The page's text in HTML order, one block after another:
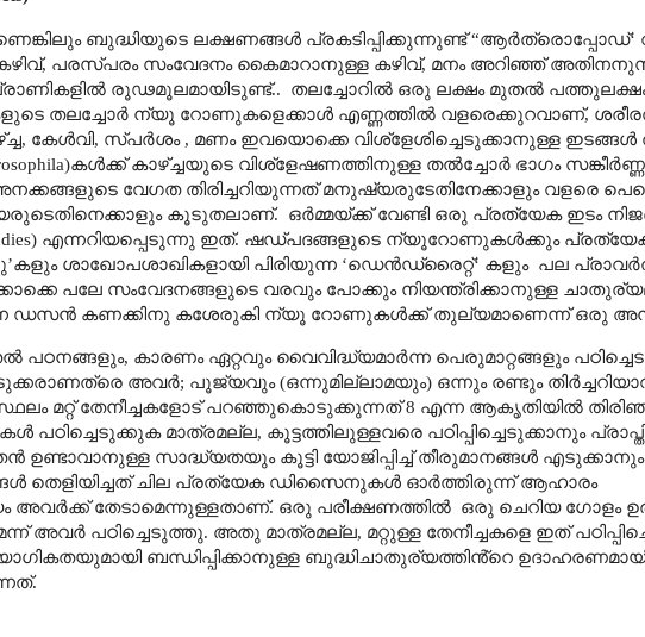
ബുദ്ധിയുടെ ലക്ഷണങ്ങൾ പ്രകടിപ്പിക്കുന്നുണ്ട്“ആർത്രൊപ്പോഡ്‘
, പരസ്പരം സംവേദനം കൈമാറാനുള്ള കഴിവ്, മനം അറിഞ്ഞ്
രൂഢമൂലമായിടുണ്ട്.. തലച്ചോറിൽ ഒരു ലക്ഷം മുതൽ
തലച്ചോർ ന്യൂ റോണുകളെക്കാൾ എണ്ണത്തിൽ വളരെക്കുറവാണ്,
, കേൾവി, സ്പർശം , മണം ഇവയൊക്കെ വിശ്ളേശിച്ചെടുക്കാനുള്ള ഇടങ്ങൾ
)കൾക്ക് കാഴ്ച്ചയുടെ വിശ്ളേഷണത്തിനുള്ള തൽച്ചോർ ഭാഗം
വേഗത തിരിച്ചറിയുന്നത് മനുഷ്യരുടേതിനേക്കാളും വളരെ
കൂടുതലാണ്. ഒർമ്മയ്ക്ക് വേണ്ടി ഒരു പ്രത്യേക ഇടം
) എന്നറിയപ്പെടുന്നു ഇത്. ഷഡ്പദങ്ങളുടെ ന്യൂറോണുകൾക്കും
’കളും ശാഖോപശാഖികളായി പിരിയുന്ന ‘ഡെൻഡ്രൈറ്റ്‘ കളും പല
പലേ സംവേദനങ്ങളുടെ വരവും പോക്കും നിയന്ത്രിക്കാനുള്ള
കണക്കിനു കശേരുകി ന്യൂ റോണുകൾക്ക് തുല്യമാണെന്ന് ഒരു
പഠനങ്ങളും, കാരണം ഏറ്റവും വൈവിദ്ധ്യമാർന്ന പെരുമാറ്റങ്ങളും
അവർ; പൂജ്യവും (ഒന്നുമില്ലാമയും) ഒന്നും രണ്ടും
മറ്റ് തേനീച്ചകളോട് പറഞ്ഞുകൊടുക്കുന്നത് 8 എന്ന ആകൃതിയിൽ
പഠിച്ചെടുക്കുക മാത്രമല്ല, കൂട്ടത്തിലുള്ളവരെ പഠിപ്പിച്ചെടുക്കാനും
ഉണ്ടാവാനുള്ള സാദ്ധ്യതയും കൂട്ടി യോജിപ്പിച്ച് തീരുമാനങ്ങൾ എടുക്കാനും
തെളിയിച്ചത് ചില പ്രത്യേക ഡിസൈനുകൾ ഓർത്തിരുന്ന് ആഹാരം
അവർക്ക് തേടാമെന്നുള്ളതാണ്. ഒരു പരീക്ഷണത്തിൽ ഒരു ചെറിയ ഗോളം
അവർ പഠിച്ചെടുത്തു. അതു മാത്രമല്ല, മറ്റുള്ള തേനീച്ചകളെ ഇത്
ബന്ധിപ്പിക്കാനുള്ള ബുദ്ധിചാതുര്യത്തിൻ്റെ